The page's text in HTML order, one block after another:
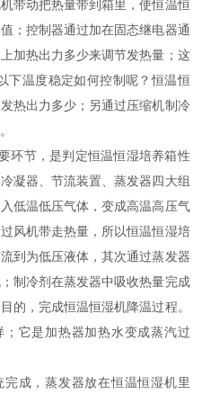
带动把热量带到箱里，使恒温恒
；控制器通过加在固态继电器通
加热出力多少来调节发热量；这
下温度稳定如何控制呢？恒温恒
热出力多少；另通过压缩机制冷
环节，是判定恒温恒湿培养箱性
凝器、节流装置、蒸发器四大组
低温低压气体，变成高温高压气
风机带走热量，所以恒温恒湿培
到为低压液体，其次通过蒸发器
制冷剂在蒸发器中吸收热量完成
的，完成恒温恒湿机降温过程。
它是加热器加热水变成蒸汽过
成，蒸发器放在恒温恒湿机里